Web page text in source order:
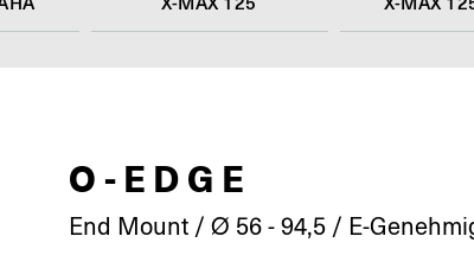
O-EDGE
End Mount / Ø 56 - 94,5 / E-